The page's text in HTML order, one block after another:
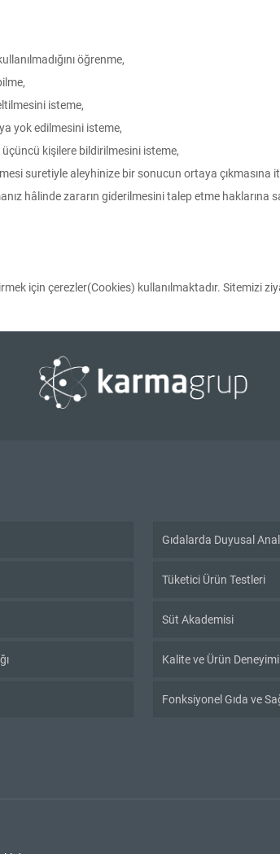
öğrenme,
isteme,
yok edilmesini isteme,
üçüncü kişilere bildirilmesini isteme,
suretiyle aleyhinize bir sonucun ortaya çıkmasına
hâlinde zararın giderilmesini talep etme haklarına
için çerezler(Cookies) kullanılmaktadır. Sitemizi
Gıdalarda Duyusal
Tüketici Ürün Testleri
Süt Akademisi
Kalite ve Ürün
Fonksiyonel Gıda ve